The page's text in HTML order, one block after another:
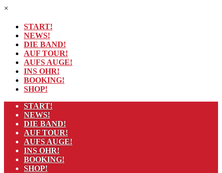
×
START!
NEWS!
DIE BAND!
AUF TOUR!
AUFS AUGE!
INS OHR!
BOOKING!
SHOP!
START!
NEWS!
DIE BAND!
AUF TOUR!
AUFS AUGE!
INS OHR!
BOOKING!
SHOP!